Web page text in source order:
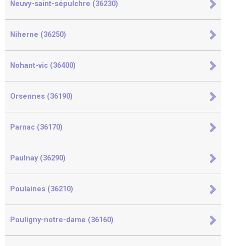
Neuvy-saint-sépulchre (36230)
Niherne (36250)
Nohant-vic (36400)
Orsennes (36190)
Parnac (36170)
Paulnay (36290)
Poulaines (36210)
Pouligny-notre-dame (36160)